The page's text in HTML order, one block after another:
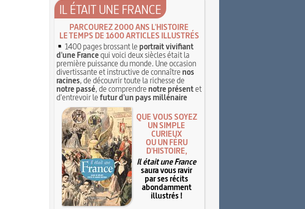
IL ÉTAIT UNE FRANCE
PARCOUREZ 2000 ANS L'HISTOIRE
LE TEMPS DE 1600 ARTICLES ILLUSTRÉS
1400 pages brossant leportrait vivifiant
d'une Francequi voici deux siècles était la
première puissance du monde. Une occasion
divertissante et instructive de connaîtrenos
racines, de découvrir toute la richesse de
notre passé, de comprendrenotre présentet
d'entrevoir lefutur d'un pays millénaire
QUE VOUS SOYEZ
UN SIMPLE
CURIEUX
OU UN FÉRU
D'HISTOIRE,
Il était une France
saura vous ravir
par ses récits
abondamment
illustrés !